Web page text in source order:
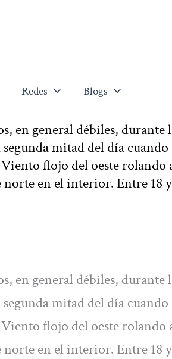
Redes Blogs
en general débiles,
mitad del día
flojo del oeste rolando
en el interior. Entre 18 y
en general débiles,
mitad del día
flojo del oeste rolando
en el interior. Entre 18 y